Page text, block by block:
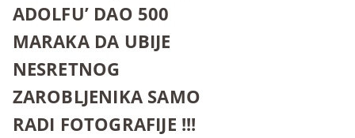
ADOLFU’ DAO 500
MARAKA DA UBIJE
NESRETNOG
ZAROBLJENIKA SAMO
RADI FOTOGRAFIJE !!!